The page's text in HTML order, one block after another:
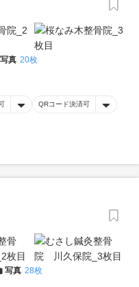
写真 20枚
QRコード決済可
写真 28枚